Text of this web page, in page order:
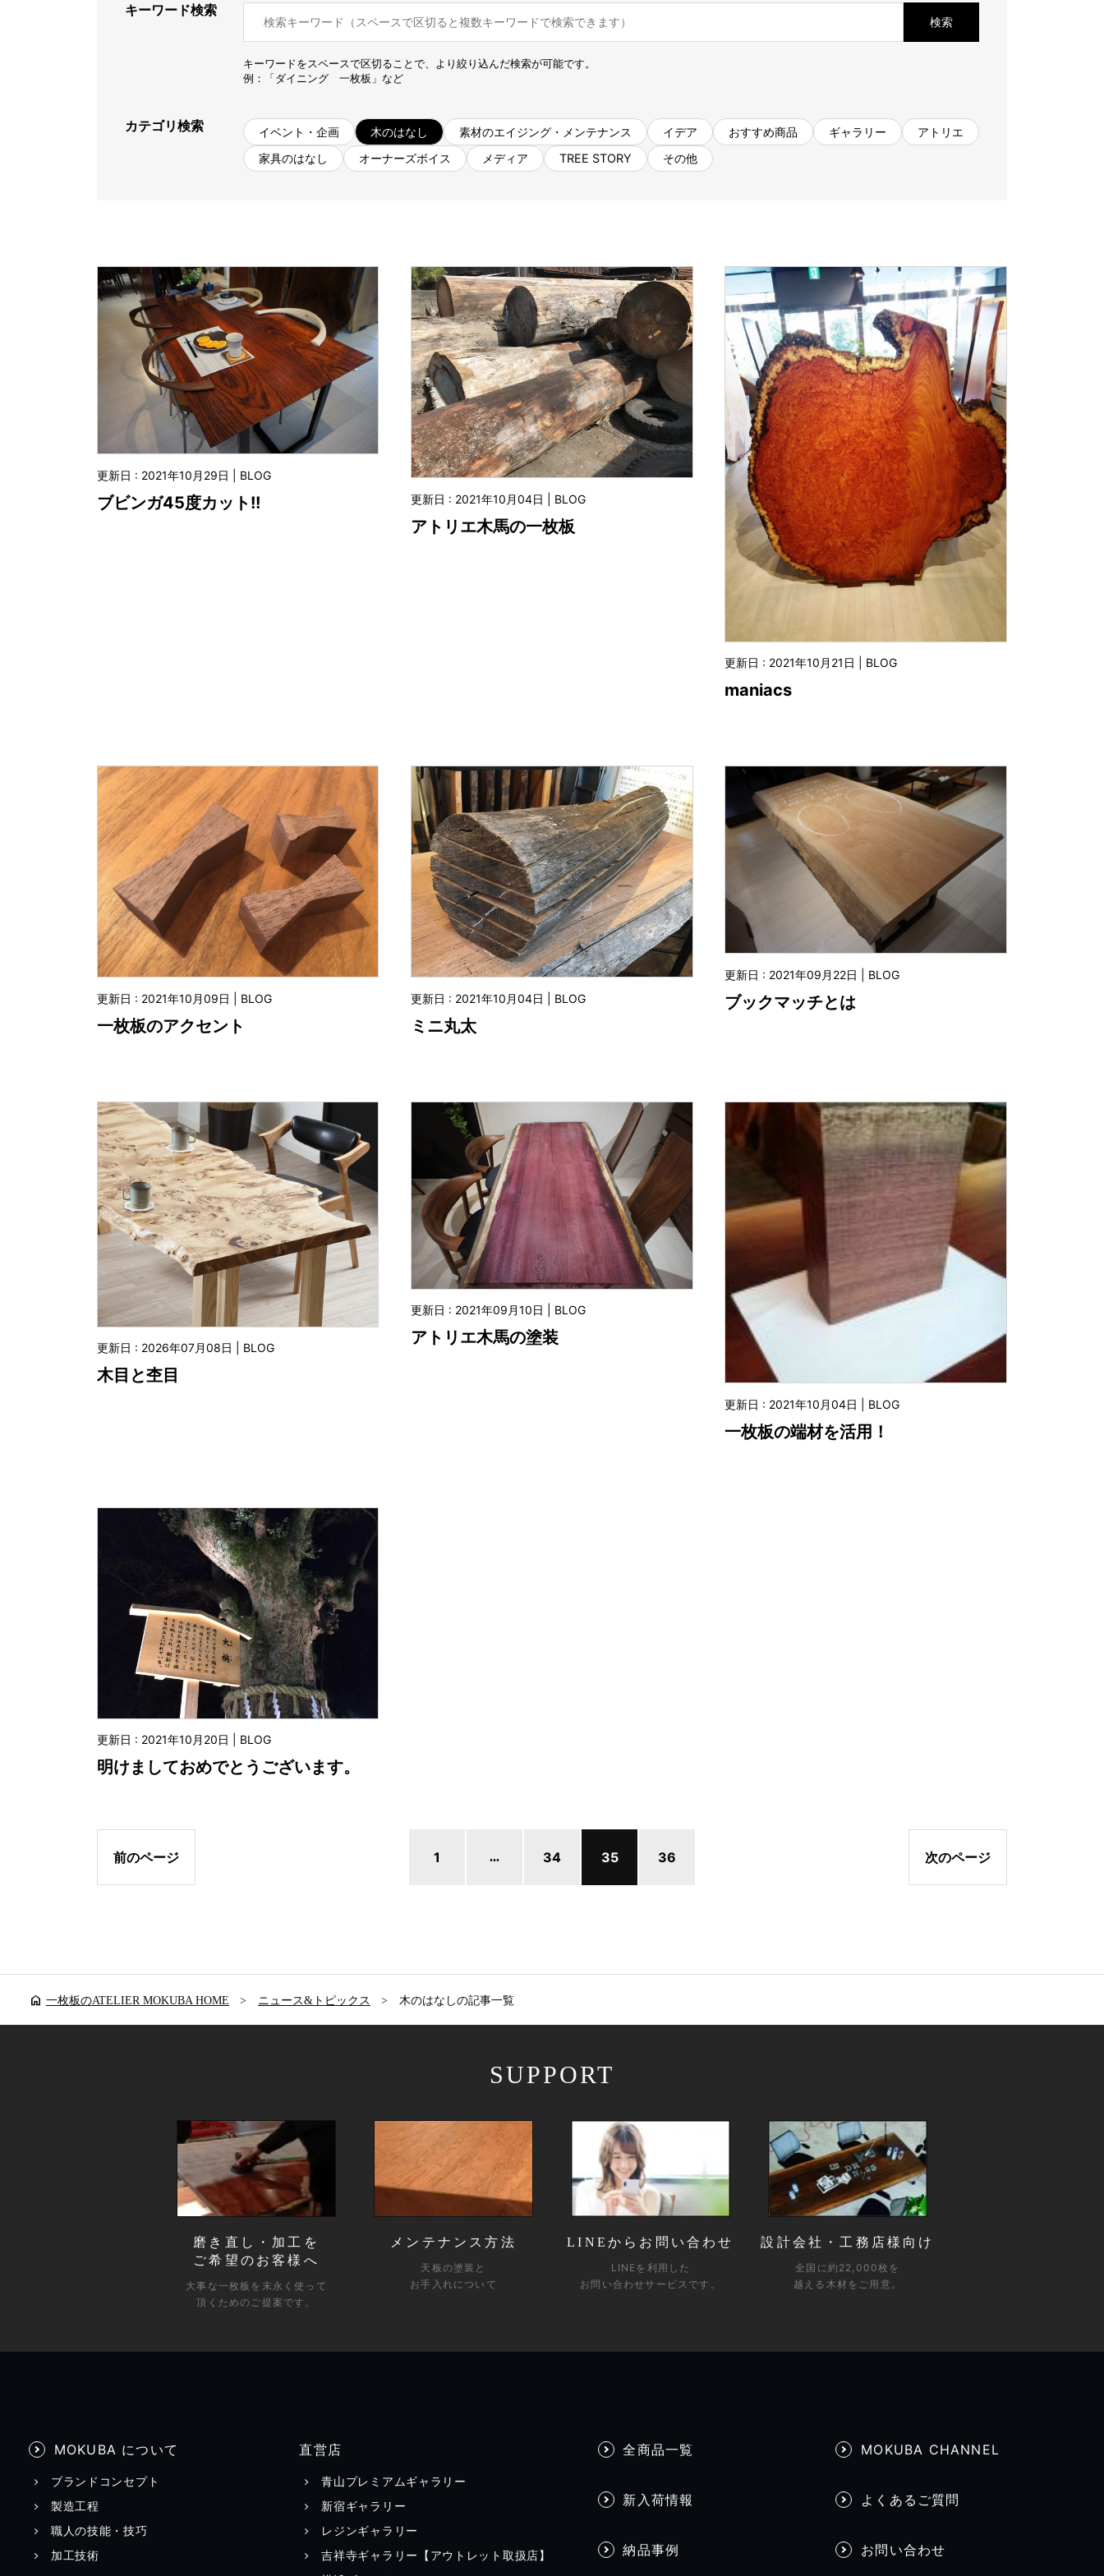
ATELIER MOKUBAの一枚板テーブル
特別なダイニングチェア
名古屋ギャラリー
大阪梅田ギャラリー
大川ギャラリー【本店】
公式オンラインストア
WEBカタログ
お客様の声
コーディネート集
NEWS
EVENT
BLOG
工務店様・設計会社様向けお問い合わせ
キーワード検索
検索
キーワードをスペースで区切ることで、より絞り込んだ検索が可能です。
例：「ダイニング 一枚板」など
カテゴリ検索 イベント・企画 木のはなし 素材のエイジング・メンテナンス イデア おすすめ商品 ギャラリー
アトリエ
家具のはなし
オーナーズボイス メディア TREE STORY その他
更新日 : 2021年10月29日 | BLOG
ブビンガ45度カット!! 更新日 : 2021年10月04日 | BLOG
アトリエ木馬の一枚板
更新日 : 2021年10月21日 | BLOG
maniacs
更新日 : 2021年10月09日 | BLOG
一枚板のアクセント
更新日 : 2021年10月04日 | BLOG
ミニ丸太
更新日 : 2021年09月22日 | BLOG
ブックマッチとは
更新日 : 2026年07月08日 | BLOG
木目と杢目
更新日 : 2021年09月10日 | BLOG
アトリエ木馬の塗装
更新日 : 2021年10月04日 | BLOG
一枚板の端材を活用！
更新日 : 2021年10月20日 | BLOG
明けましておめでとうございます。
前のページ 1 ... 34 35 36 次のページ
home 一枚板のATELIER MOKUBA HOME ニュース&トピックス 木のはなしの記事一覧
SUPPORT
磨き直し・加工を
ご希望のお客様へ
大事な一枚板を末永く使って
頂くためのご提案です。
メンテナンス方法
天板の塗装と
お手入れについて
LINEからお問い合わせ
LINEを利用した
お問い合わせサービスです。
設計会社・工務店様向け
全国に約22,000枚を
越える木材をご用意。
MOKUBA について
ブランドコンセプト
製造工程
職人の技能・技巧
加工技術
直営店
青山プレミアムギャラリー
新宿ギャラリー
レジンギャラリー
吉祥寺ギャラリー【アウトレット取扱店】
全商品一覧
新入荷情報
納品事例
MOKUBA CHANNEL
よくあるご質問
お問い合わせ